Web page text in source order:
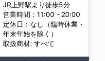
JR上野駅より徒歩5分
営業時間：11:00 - 20:00
定休日：なし（臨時休業・
年末年始を除く）
取扱商材: すべて